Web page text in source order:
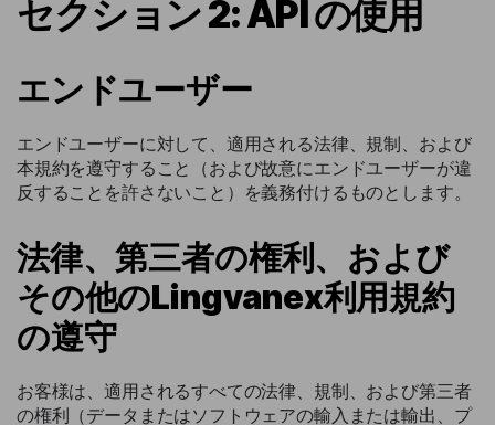
セクション 2: API の使用
エンドユーザー
エンドユーザーに対して、適用される法律、規制、および
本規約を遵守すること（および故意にエンドユーザーが違
反することを許さないこと）を義務付けるものとします。
法律、第三者の権利、および
その他のLingvanex利用規約
の遵守
お客様は、適用されるすべての法律、規制、および第三者
の権利（データまたはソフトウェアの輸入または輸出、プ